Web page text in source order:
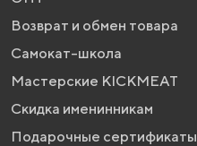
Возврат и обмен товара
Самокат-школа
Мастерские KICKMEAT
Скидка именинникам
Подарочные сертификаты